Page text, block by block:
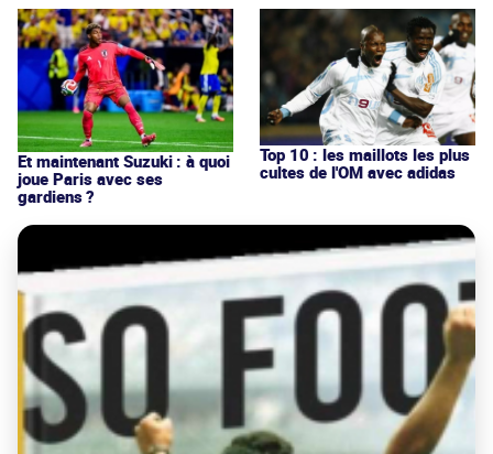
Et maintenant Suzuki : à quoi
joue Paris avec ses
gardiens ?
Top 10 : les maillots les plus
cultes de l'OM avec adidas